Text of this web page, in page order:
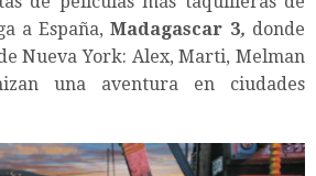
a España,Madagascar 3, donde
Nueva York: Alex, Marti, Melman
una aventura en ciudades